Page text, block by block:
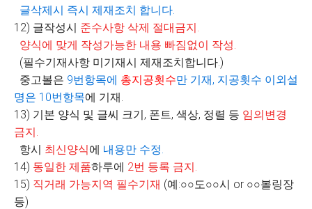
글삭제시 즉시 제재조치 합니다.
12) 글작성시 준수사항 삭제 절대금지.
양식에 맞게 작성가능한 내용 빠짐없이 작성.
(필수기재사항 미기재시 제재조치합니다.)
중고볼은 9번항목에 총지공횟수만 기재, 지공횟수 이외설
명은 10번항목에 기재.
13) 기본 양식 및 글씨 크기, 폰트, 색상, 정렬 등 임의변경
금지.
항시 최신양식에 내용만 수정.
14) 동일한 제품하루에 2번 등록 금지.
15) 직거래 가능지역 필수기재 (예:○○도○○시 or ○○볼링장
등)